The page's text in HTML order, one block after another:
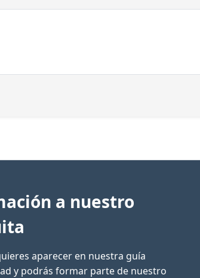
a nuestro
aparecer en nuestra guía
y podrás formar parte de nuestro